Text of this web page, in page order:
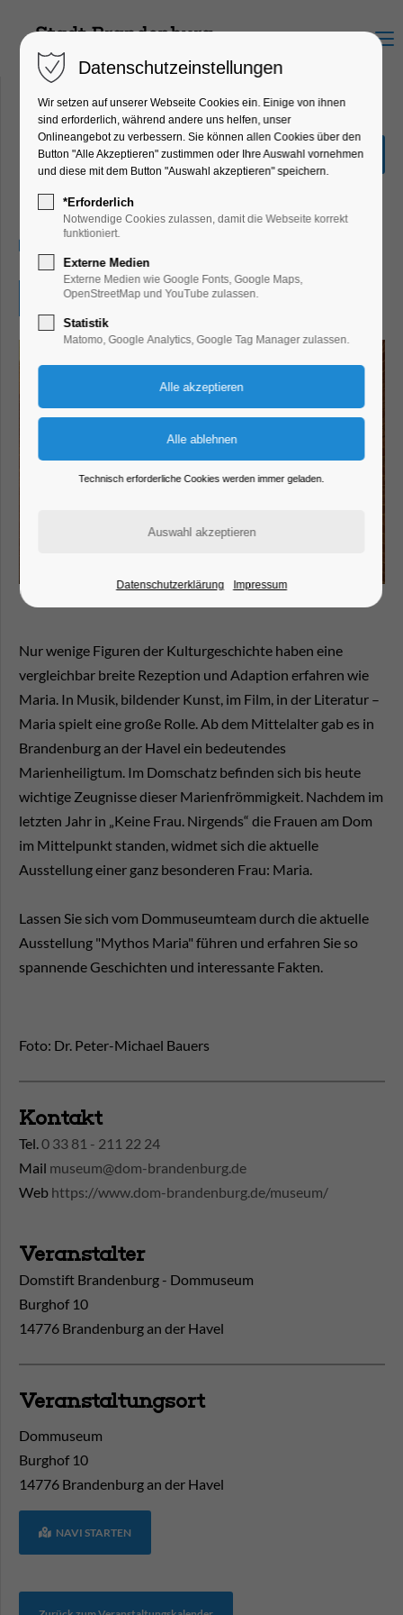
Menu
Sonntagsführung durch
das Dommuseum
Führung
Eintritt frei
Nur wenige Figuren der Kulturgeschichte haben eine
vergleichbar breite Rezeption und Adaption erfahren wie
Maria. In Musik, bildender Kunst, im Film, in der Literatur –
Maria spielt eine große Rolle. Ab dem Mittelalter gab es in
Brandenburg an der Havel ein bedeutendes
Marienheiligtum. Im Domschatz befinden sich bis heute
wichtige Zeugnisse dieser Marienfrömmigkeit. Nachdem im
letzten Jahr in „Keine Frau. Nirgends“ die Frauen am Dom
im Mittelpunkt standen, widmet sich die aktuelle
Ausstellung einer ganz besonderen Frau: Maria.
Lassen Sie sich vom Dommuseumteam durch die aktuelle
Ausstellung "Mythos Maria" führen und erfahren Sie so
spannende Geschichten und interessante Fakten.
Foto: Dr. Peter-Michael Bauers
Kontakt
Tel.0 33 81 - 211 22 24
Mail museum@dom-brandenburg.de
Web https://www.dom-brandenburg.de/museum/
Veranstalter
Domstift Brandenburg - Dommuseum
Burghof 10
14776 Brandenburg an der Havel
Veranstaltungsort
Dommuseum
Burghof 10
14776 Brandenburg an der Havel
NAVI STARTEN
Datenschutzeinstellungen
Wir setzen auf unserer Webseite Cookies ein. Einige von ihnen
sind erforderlich, während andere uns helfen, unser
Onlineangebot zu verbessern. Sie können allen Cookies über den
Button "Alle Akzeptieren" zustimmen oder Ihre Auswahl vornehmen
und diese mit dem Button "Auswahl akzeptieren" speichern.
*Erforderlich
Notwendige Cookies zulassen, damit die Webseite korrekt
funktioniert.
Externe Medien
Externe Medien wie Google Fonts, Google Maps,
OpenStreetMap und YouTube zulassen.
Statistik
Matomo, Google Analytics, Google Tag Manager zulassen.
Technisch erforderliche Cookies werden immer geladen.
Datenschutzerklärung Impressum